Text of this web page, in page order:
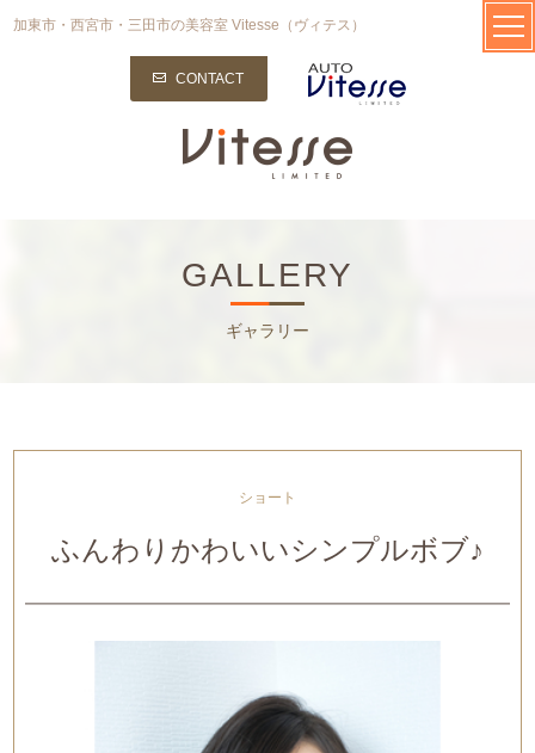
加東市・西宮市・三田市の美容室 Vitesse（ヴィテス）
CONTACT
GALLERY
ギャラリー
ショート
ふんわりかわいいシンプルボブ♪